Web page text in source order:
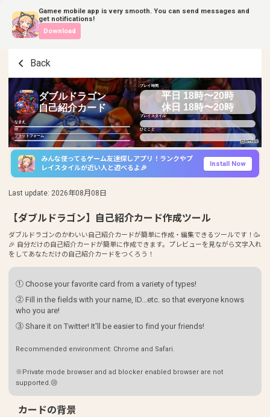
Gamee mobile app is very smooth. You can send messages and
get notifications!
Download
Back
ダブルドラゴン
自己紹介カード
なまえ
ID
プラットフォーム
プレイ時間
平日 18時〜20時
休日 18時〜20時
プレイスタイル
ひとこと
みんな使ってるゲーム友達探しアプリ！ランクやプ
レイスタイルが近い人と遊べるよ🎉
Install Now
Last update: 2026年08月08日
【ダブルドラゴン】自己紹介カード作成ツール
ダブルドラゴンのかわいい自己紹介カードが簡単に作成・編集できるツールです！🥳
🎉 自分だけの自己紹介カードが簡単に作成できます。プレビューを見ながら文字入れ
をしてあなただけの自己紹介カードをつくろう！
① Choose your favorite card from a variety of types!
② Fill in the fields with your name, ID...etc. so that everyone knows
who you are!
③ Share it on Twitter! It'll be easier to find your friends!
Recommended environment: Chrome and Safari.
※Private mode browser and ad blocker enabled browser are not
supported.😢
カードの背景